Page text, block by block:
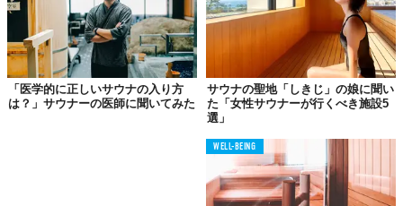
「そこで、日本サウナ学会では施設向けの新型コロナウイルス感
染症予防ガイドラインを策定し、施設職員向けのコロナ対策web
セミナーを開催。対策済みの施設リストをYouTubeの動画付きで
「医学的に正しいサウナの入り方
は？」サウナーの医師に聞いてみた
サウナの聖地「しきじ」の娘に聞い
た「女性サウナーが行くべき施設5
選」
WELL-BEING